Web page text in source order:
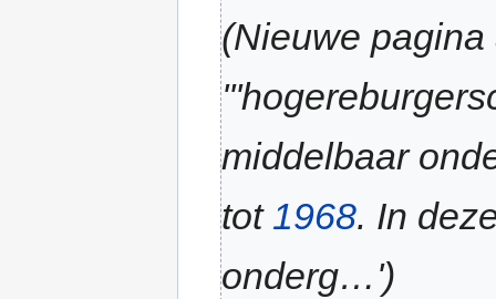
(Nieuwe
middelbaar
tot 1968. In
onderg…')